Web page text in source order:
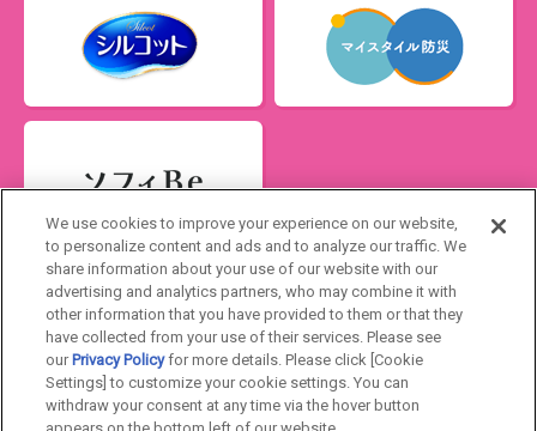
ソフィの生理管理アプリ
ソフィBe
閉じる
Japan
ユニ・チャームHOME お問い合わせ
ウェブサイト利用規約
We use cookies to improve your experience on our website,
to personalize content and ads and to analyze our traffic. We
share information about your use of our website with our
advertising and analytics partners, who may combine it with
other information that you have provided to them or that they
have collected from your use of their services. Please see
our Privacy Policyfor more details. Please click [Cookie
Settings] to customize your cookie settings. You can
withdraw your consent at any time via the hover button